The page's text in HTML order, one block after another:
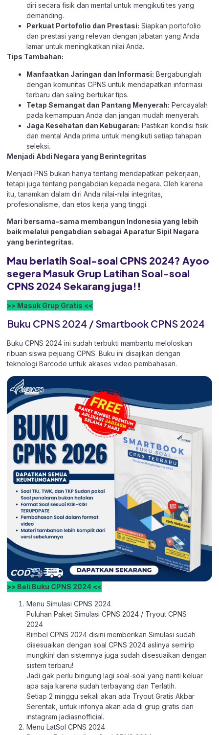
diri secara fisik dan mental untuk mengikuti tes yang
demanding.
Perkuat Portofolio dan Prestasi: Siapkan portofolio
dan prestasi yang relevan dengan jabatan yang Anda
lamar untuk meningkatkan nilai Anda.
Tips Tambahan:
Manfaatkan Jaringan dan Informasi: Bergabunglah
dengan komunitas CPNS untuk mendapatkan informasi
terbaru dan saling bertukar tips.
Tetap Semangat dan Pantang Menyerah: Percayalah
pada kemampuan Anda dan jangan mudah menyerah.
Jaga Kesehatan dan Kebugaran: Pastikan kondisi fisik
dan mental Anda prima untuk mengikuti setiap tahapan
seleksi.
Menjadi Abdi Negara yang Berintegritas
Menjadi PNS bukan hanya tentang mendapatkan pekerjaan,
tetapi juga tentang pengabdian kepada negara. Oleh karena
itu, tanamkan dalam diri Anda nilai-nilai integritas,
profesionalisme, dan etos kerja yang tinggi.
Mari bersama-sama membangun Indonesia yang lebih
baik melalui pengabdian sebagai Aparatur Sipil Negara
yang berintegritas.
Mau berlatih Soal-soal CPNS 2024? Ayoo
segera Masuk Grup Latihan Soal-soal
CPNS 2024 Sekarang juga!!
>> Masuk Grup Gratis <<
Buku CPNS 2024 / Smartbook CPNS 2024
Buku CPNS 2024 ini sudah terbukti mambantu meloloskan
ribuan siswa pejuang CPNS. Buku ini disajikan dengan
teknologi Barcode untuk akases video pembahasan.
>> Beli Buku CPNS 2024 <<
Menu Simulasi CPNS 2024
Puluhan Paket Simulasi CPNS 2024 / Tryout CPNS
2024
Bimbel CPNS 2024 disini memberikan Simulasi sudah
disesuaikan dengan soal CPNS 2024 aslinya semirip
mungkin! dan sistemnya juga sudah disesuaikan dengan
sistem terbaru!
Jadi gak perlu bingung lagi soal-soal yang nanti keluar
apa saja karena sudah terbayang dan Terlatih.
Setiap 2 minggu sekali akan ada Tryout Gratis Akbar
Serentak, untuk infonya akan ada di grup gratis dan
instagram jadiasnofficial.
Menu LatSol CPNS 2024